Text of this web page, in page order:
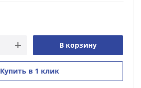
В корзину
Купить в 1 клик